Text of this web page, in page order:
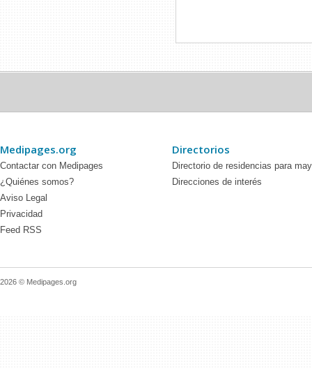
Medipages.org
Contactar con Medipages
¿Quiénes somos?
Aviso Legal
Privacidad
Feed RSS
Directorios
Directorio de residencias para
Direcciones de interés
2026 © Medipages.org